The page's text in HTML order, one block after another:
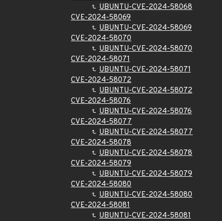
UBUNTU-CVE-2024-58068
CVE-2024-58069
UBUNTU-CVE-2024-58069
CVE-2024-58070
UBUNTU-CVE-2024-58070
CVE-2024-58071
UBUNTU-CVE-2024-58071
CVE-2024-58072
UBUNTU-CVE-2024-58072
CVE-2024-58076
UBUNTU-CVE-2024-58076
CVE-2024-58077
UBUNTU-CVE-2024-58077
CVE-2024-58078
UBUNTU-CVE-2024-58078
CVE-2024-58079
UBUNTU-CVE-2024-58079
CVE-2024-58080
UBUNTU-CVE-2024-58080
CVE-2024-58081
UBUNTU-CVE-2024-58081